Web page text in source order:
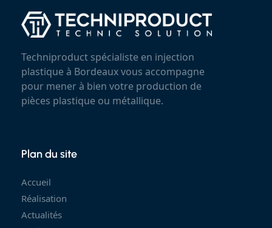
Techniproduct spécialiste en injection
plastique à Bordeaux vous accompagne
pour mener à bien votre production de
pièces plastique ou métallique.
Plan du site
Accueil
Réalisation
Actualités